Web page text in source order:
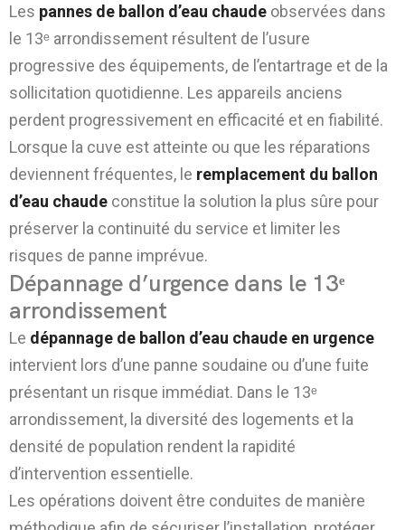
Les pannes de ballon d’eau chaude observées dans
le 13ᵉ arrondissement résultent de l’usure
progressive des équipements, de l’entartrage et de la
sollicitation quotidienne. Les appareils anciens
perdent progressivement en efficacité et en fiabilité.
Lorsque la cuve est atteinte ou que les réparations
deviennent fréquentes, le remplacement du ballon
d’eau chaude constitue la solution la plus sûre pour
préserver la continuité du service et limiter les
risques de panne imprévue.
Dépannage d’urgence dans le 13ᵉ
arrondissement
Le dépannage de ballon d’eau chaude en urgence
intervient lors d’une panne soudaine ou d’une fuite
présentant un risque immédiat. Dans le 13ᵉ
arrondissement, la diversité des logements et la
densité de population rendent la rapidité
d’intervention essentielle.
Les opérations doivent être conduites de manière